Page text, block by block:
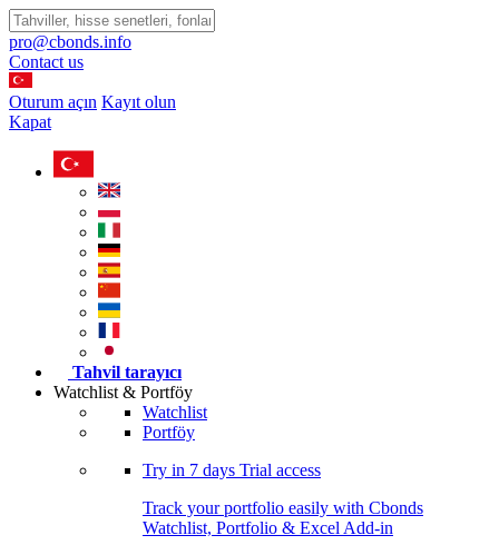
pro@cbonds.info
Contact us
Oturum açın Kayıt olun
Kapat
Tahvil tarayıcı
Watchlist & Portföy
Watchlist
Portföy
Try in 7 days Trial access
Track your portfolio easily with Cbonds
Watchlist, Portfolio & Excel Add-in